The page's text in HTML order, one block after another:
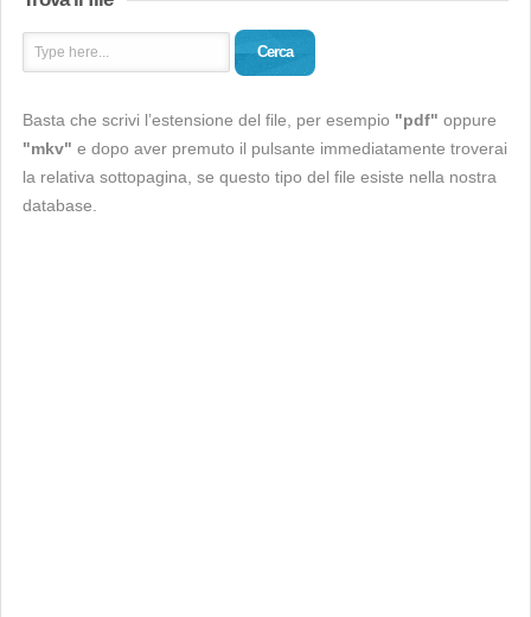
Cerca
Basta che scrivi l’estensione del file, per esempio "pdf" oppure
"mkv" e dopo aver premuto il pulsante immediatamente troverai
la relativa sottopagina, se questo tipo del file esiste nella nostra
database.